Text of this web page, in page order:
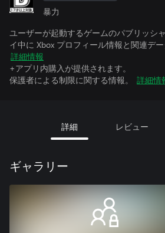
暴力
ユーザーが起動するゲームのパブリッシ
イ中に Xbox プロフィール情報と関連デー
詳細情報
+アプリ内購入が提供されます。
保護者による制限に関する情報。
詳細情
詳細 レビュー
ギャラリー